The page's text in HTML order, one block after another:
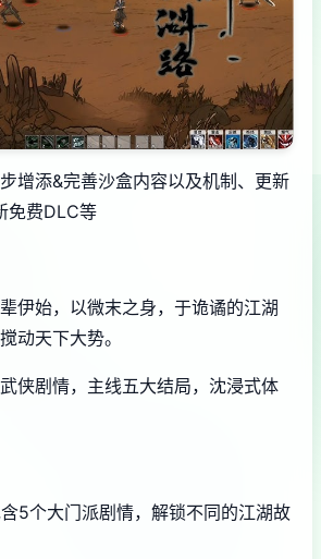
增添&完善沙盒内容以及机制、更新
免费DLC等
伊始，以微末之身，于诡谲的江湖
动天下大势。
侠剧情，主线五大结局，沈浸式体
5个大门派剧情，解锁不同的江湖故